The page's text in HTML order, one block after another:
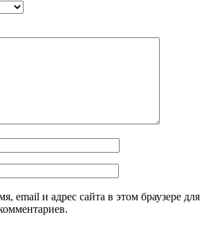
email и адрес сайта в этом браузере для